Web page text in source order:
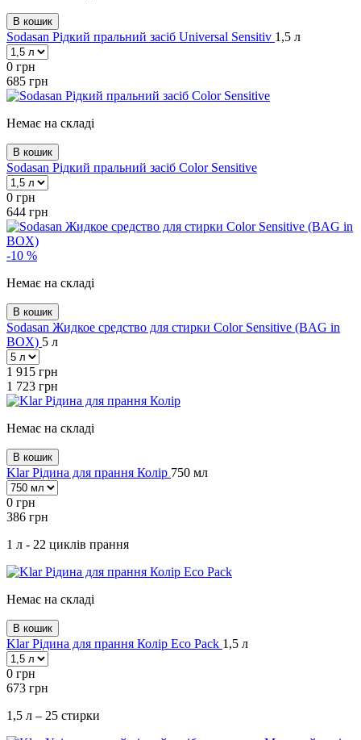
В кошик
Sodasan Рідкий пральний засіб Universal Sensitiv 1,5 л
0 грн
685 грн
Немає на складі
В кошик
Sodasan Рідкий пральний засіб Color Sensitive
0 грн
644 грн
-10 %
Немає на складі
В кошик
Sodasan Жидкое средство для стирки Color Sensitive (BAG in
BOX) 5 л
1 915 грн
1 723 грн
Немає на складі
В кошик
Klar Рідина для прання Колір 750 мл
0 грн
386 грн
1 л - 22 циклів прання
Немає на складі
В кошик
Klar Рідина для прання Колір Eco Pack 1,5 л
0 грн
673 грн
1,5 л – 25 стирки